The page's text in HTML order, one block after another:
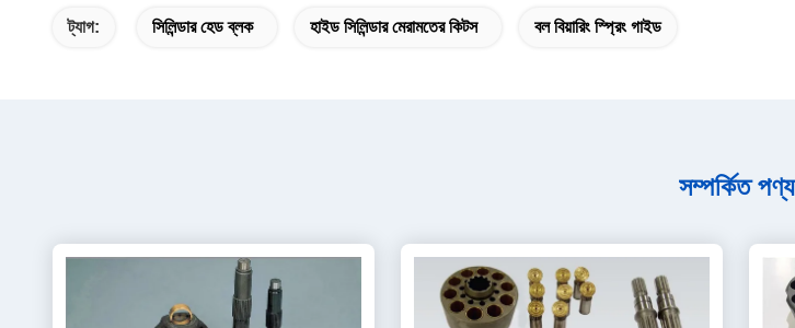
ট্যাগ: সিলিন্ডার হেড ব্লক হাইড সিলিন্ডার মেরামতের কিটস বল বিয়ারিং স্প্রিং গাইড
সম্পর্কিত পণ্য